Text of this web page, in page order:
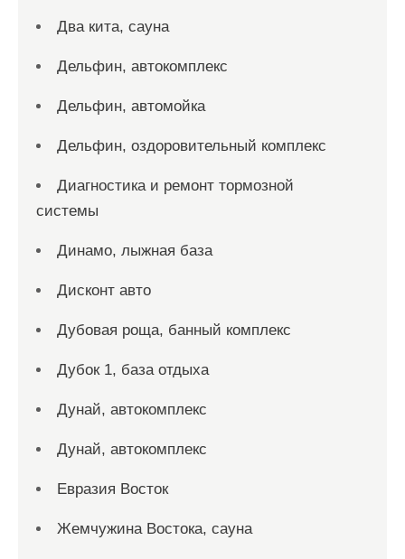
Два кита, сауна
Дельфин, автокомплекс
Дельфин, автомойка
Дельфин, оздоровительный комплекс
Диагностика и ремонт тормозной
системы
Динамо, лыжная база
Дисконт авто
Дубовая роща, банный комплекс
Дубок 1, база отдыха
Дунай, автокомплекс
Дунай, автокомплекс
Евразия Восток
Жемчужина Востока, сауна